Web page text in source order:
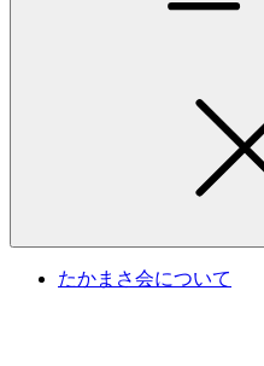
たかまさ会について